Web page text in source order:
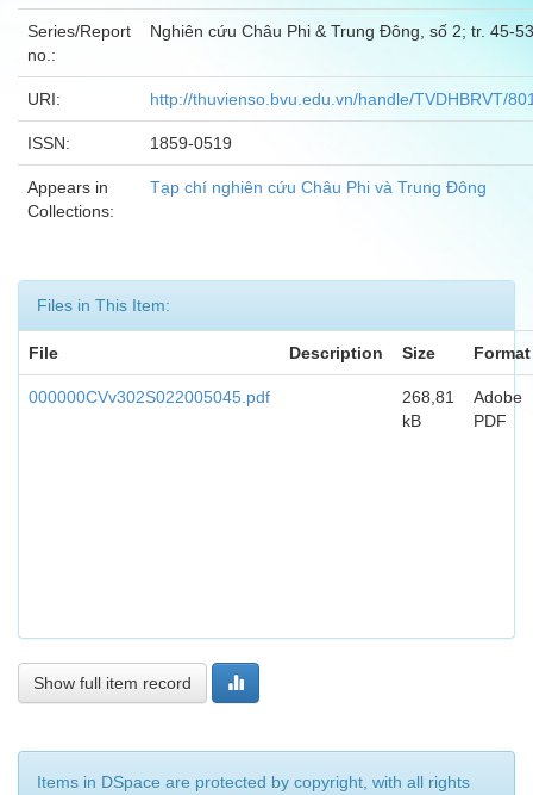
Series/Report
no.:
Nghiên cứu Châu Phi & Trung Đông, số 2; tr. 45-53
URI: http://thuvienso.bvu.edu.vn/handle/TVDHBRVT/
ISSN: 1859-0519
Appears in
Collections:
Tạp chí nghiên cứu Châu Phi và Trung Đông
Files in This Item:
File Description Size Format
000000CVv302S022005045.pdf
268,81
kB
Adobe
PDF
Show full item record
Items in DSpace are protected by copyright, with all rights